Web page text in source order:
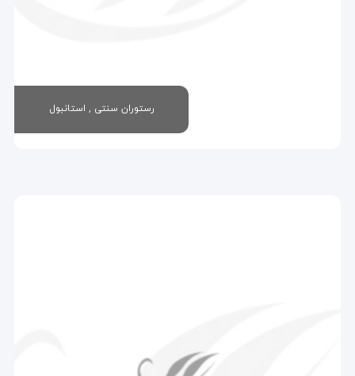
رستوران سنتی , استانبول